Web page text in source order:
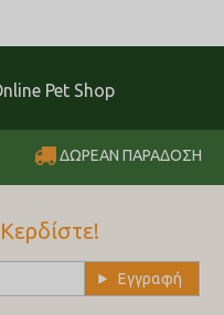
Pet Shop
ΔΩΡΕΑΝ ΠΑΡΑΔΟΣΗ